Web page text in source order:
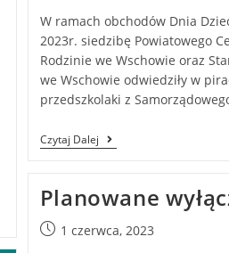
W ramach obchodów Dnia
2023r. siedzibę Powiatowego
Rodzinie we Wschowie oraz
we Wschowie odwiedziły w
przedszkolaki z
Czytaj Dalej
Planowane
1 czerwca, 2023